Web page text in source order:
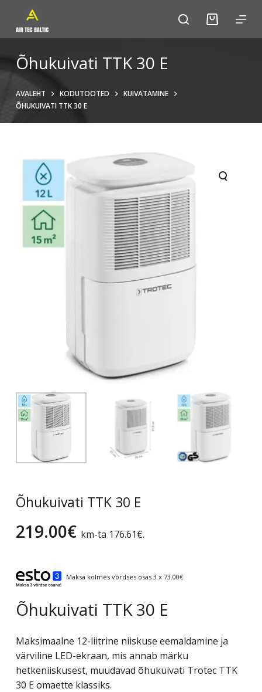
k
i
tÕhukuivati TTK 30 E
AVALEHT KODUTOOTED
KUIVATAMINE
ÕHUKUIVATI TTK 30 E
Õhukuivati TTK 30 E
219.00€ km-ta 176.61€.
Maksa kolmes võrdses osas 3 x 73.00€
Õhukuivati TTK 30 E
Maksimaalne 12-liitrine niiskuse eemaldamine ja
värviline LED-ekraan, mis annab märku
hetkeniiskusest, muudavad õhukuivati Trotec TTK
30 E ​​omaette klassiks.